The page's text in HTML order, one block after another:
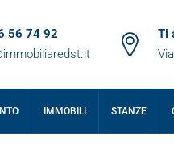
56 74 92
Ti
IMMOBILI STANZE